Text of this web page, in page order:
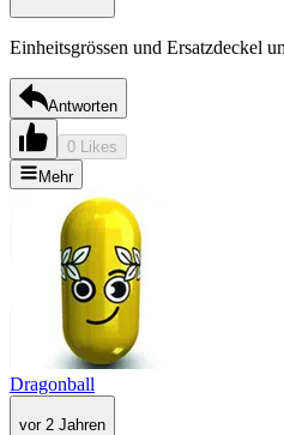
Einheitsgrössen und Ersatzdeckel
Antworten
0 Likes
Mehr
Dragonball
vor 2 Jahren